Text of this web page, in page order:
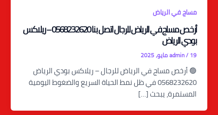
مساج في الرياض
أرخص مساج في الرياض للرجال اتصل بنا 0568232620 – ريلاكس
بودي الرياض
admin/19 مايو، 2025
🟢 أرخص مساج في الرياض للرجال – ريلاكس بودي الرياض
0568232620 في ظل نمط الحياة السريع والضغوط اليومية
المستمرة، يبحث […]